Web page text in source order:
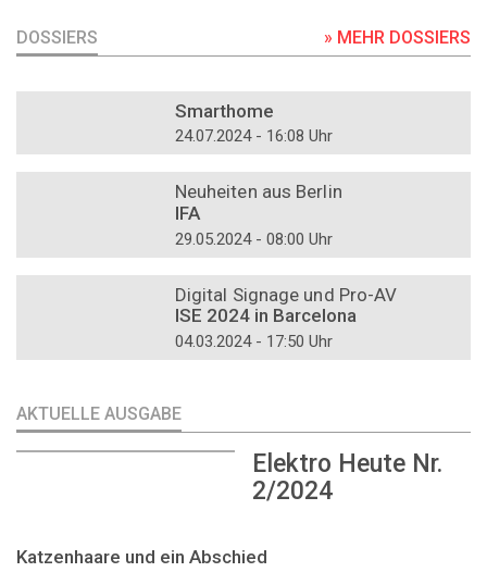
DOSSIERS » MEHR DOSSIERS
Smarthome
24.07.2024 - 16:08 Uhr
Neuheiten aus Berlin
IFA
29.05.2024 - 08:00 Uhr
Digital Signage und Pro-AV
ISE 2024 in Barcelona
04.03.2024 - 17:50 Uhr
AKTUELLE AUSGABE
Elektro Heute Nr.
2/2024
Katzenhaare und ein Abschied